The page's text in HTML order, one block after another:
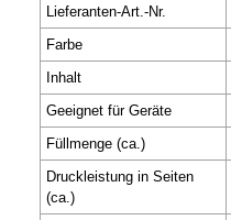
Lieferanten-Art.-Nr.
Farbe
Inhalt
Geeignet für Geräte
Füllmenge (ca.)
Druckleistung in Seiten
(ca.)